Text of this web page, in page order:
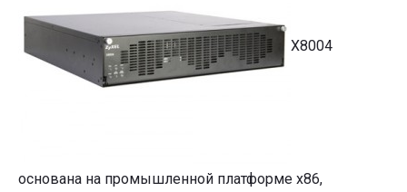
X8004
основана на промышленной платформе x86,